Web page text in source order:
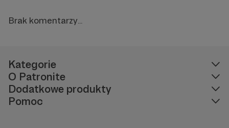
Brak komentarzy...
Kategorie
O Patronite
Dodatkowe produkty
Pomoc